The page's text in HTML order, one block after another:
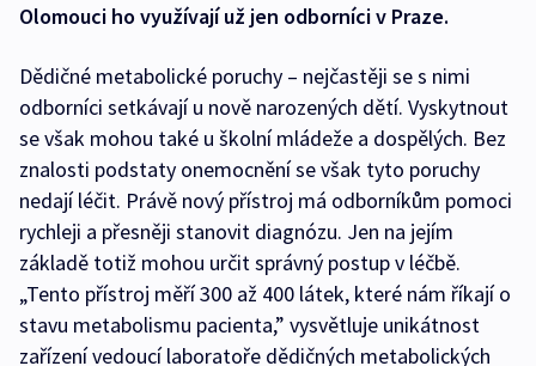
Olomouci ho využívají už jen odborníci v Praze.
Dědičné metabolické poruchy – nejčastěji se s nimi
odborníci setkávají u nově narozených dětí. Vyskytnout
se však mohou také u školní mládeže a dospělých. Bez
znalosti podstaty onemocnění se však tyto poruchy
nedají léčit. Právě nový přístroj má odborníkům pomoci
rychleji a přesněji stanovit diagnózu. Jen na jejím
základě totiž mohou určit správný postup v léčbě.
„Tento přístroj měří 300 až 400 látek, které nám říkají o
stavu metabolismu pacienta,” vysvětluje unikátnost
zařízení vedoucí laboratoře dědičných metabolických